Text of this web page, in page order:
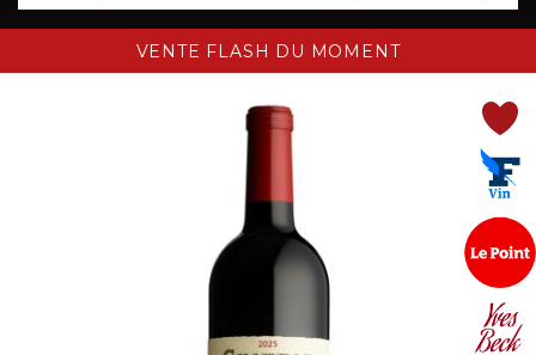
VENTE FLASH DU MOMENT